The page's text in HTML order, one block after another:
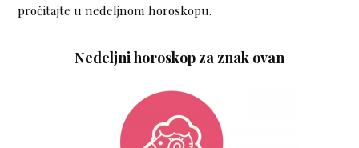
pročitajte u nedeljnom horoskopu.
Nedeljni horoskop za znak ovan